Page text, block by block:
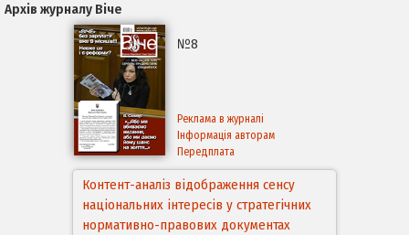
Архів журналу Віче
№8
Реклама в журналі
Інформація авторам
Передплата
Контент-аналіз відображення сенсу
національних інтересів у стратегічних
нормативно-правових документах